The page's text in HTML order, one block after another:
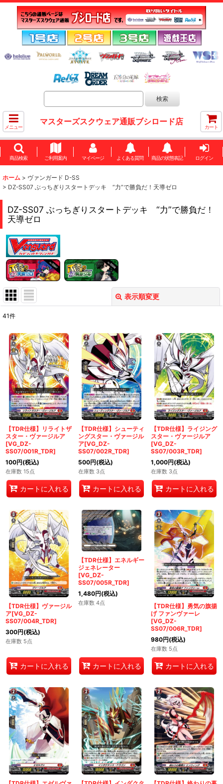
メニュー
マスターズスクウェア通販ブシロード店
カート
商品検索 ご利用案内 マイページ よくある質問 商品の状態表記 ログイン
ホーム > ヴァンガード D-SS
> DZ-SS07 ぶっちぎりスタートデッキ “力”で勝負だ！天導ゼロ
DZ-SS07 ぶっちぎりスタートデッキ “力”で勝負だ！
天導ゼロ
表示順変更
在庫あり
並び順:
絞り込む
41件
【TDR仕様】リライトザ
スター・ヴァージルア
[VG_DZ-
SS07/001R_TDR]
100円(税込)
在庫数 15点
カートに入れる
【TDR仕様】シューティ
ングスター・ヴァージル
ア[VG_DZ-
SS07/002R_TDR]
500円(税込)
在庫数 3点
カートに入れる
【TDR仕様】ライジング
スター・ヴァージルア
[VG_DZ-
SS07/003R_TDR]
1,000円(税込)
在庫数 3点
カートに入れる
【TDR仕様】ヴァージル
ア[VG_DZ-
SS07/004R_TDR]
300円(税込)
在庫数 5点
カートに入れる
【TDR仕様】エネルギー
ジェネレーター
[VG_DZ-
SS07/005R_TDR]
1,480円(税込)
在庫数 4点
カートに入れる
【TDR仕様】勇気の旗揚
げ ファンヴァーレ
[VG_DZ-
SS07/006R_TDR]
980円(税込)
在庫数 5点
カートに入れる